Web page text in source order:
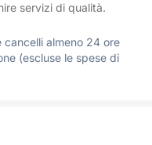
servizi di qualità.
cancelli almeno 24 ore
(escluse le spese di